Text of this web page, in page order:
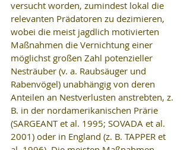
versucht worden, zumindest lokal die
relevanten Prädatoren zu dezimieren,
wobei die meist jagdlich motivierten
Maßnahmen die Vernichtung einer
möglichst großen Zahl potenzieller
Nesträuber (v. a. Raubsäuger und
Rabenvögel) unabhängig von deren
Anteilen an Nestverlusten anstrebten, z.
B. in der nordamerikanischen Prärie
(SARGEANT et al. 1995; SOVADA et al.
2001) oder in England (z. B. TAPPER et